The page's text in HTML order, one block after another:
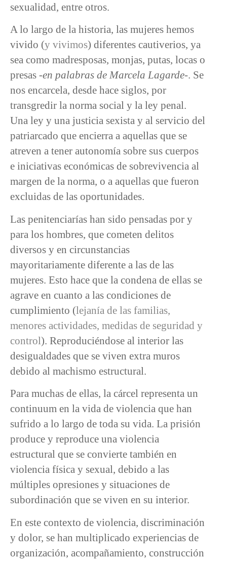
sexualidad, entre otros.
A lo largo de la historia, las mujeres hemos
vivido (y vivimos) diferentes cautiverios, ya
sea como madresposas, monjas, putas, locas o
presas -en palabras de Marcela Lagarde-. Se
nos encarcela, desde hace siglos, por
transgredir la norma social y la ley penal.
Una ley y una justicia sexista y al servicio del
patriarcado que encierra a aquellas que se
atreven a tener autonomía sobre sus cuerpos
e iniciativas económicas de sobrevivencia al
margen de la norma, o a aquellas que fueron
excluidas de las oportunidades.
Las penitenciarías han sido pensadas por y
para los hombres, que cometen delitos
diversos y en circunstancias
mayoritariamente diferente a las de las
mujeres. Esto hace que la condena de ellas se
agrave en cuanto a las condiciones de
cumplimiento (lejanía de las familias,
menores actividades, medidas de seguridad y
control). Reproduciéndose al interior las
desigualdades que se viven extra muros
debido al machismo estructural.
Para muchas de ellas, la cárcel representa un
continuum en la vida de violencia que han
sufrido a lo largo de toda su vida. La prisión
produce y reproduce una violencia
estructural que se convierte también en
violencia física y sexual, debido a las
múltiples opresiones y situaciones de
subordinación que se viven en su interior.
En este contexto de violencia, discriminación
y dolor, se han multiplicado experiencias de
organización, acompañamiento, construcción